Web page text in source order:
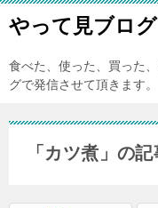
やって見ブログ
食べた、使った、買った
グで発信させて頂きます。
「カツ煮」の